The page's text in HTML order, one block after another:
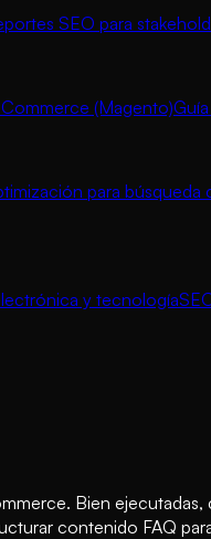
SEO para
(Magento)
para búsqueda
y tecnología
Bien
contenido FAQ